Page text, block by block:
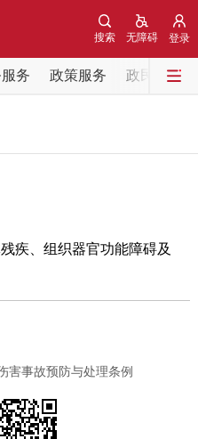
登录
无障碍
搜索
务 政策服务 政民互动
读 回应关切
开
、组织器官功能障碍及
害事故预防与处理条例